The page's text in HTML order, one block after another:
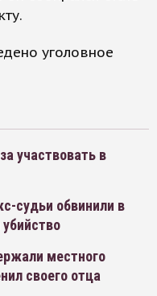
уголовное
участвовать в
судьи обвинили в
местного
своего отца